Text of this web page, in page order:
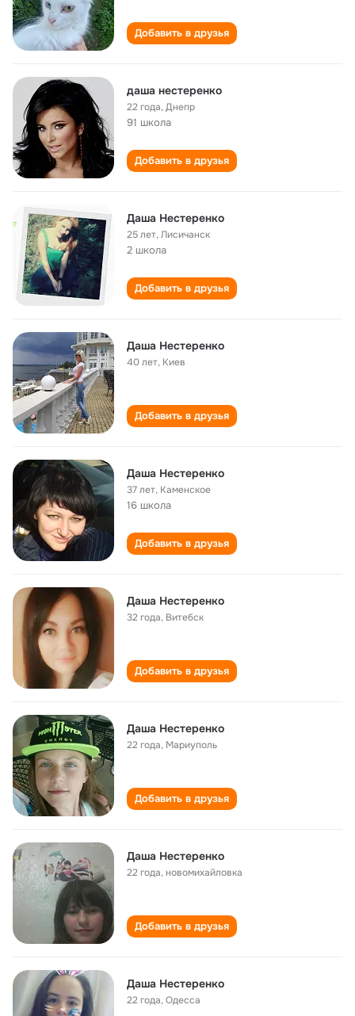
Добавить в друзья
даша нестеренко
22 года,Днепр
91 школа
Добавить в друзья
Даша Нестеренко
25 лет,Лисичанск
2 школа
Добавить в друзья
Даша Нестеренко
40 лет, Киев
Добавить в друзья
Даша Нестеренко
37 лет, Каменское
16 школа
Добавить в друзья
Даша Нестеренко
32 года, Витебск
Добавить в друзья
Даша Нестеренко
22 года, Мариуполь
Добавить в друзья
Даша Нестеренко
22 года,новомихайловка
Добавить в друзья
Даша Нестеренко
22 года,Одесса